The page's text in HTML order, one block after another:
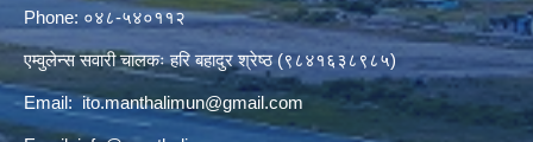
Phone: ०४८-५४०११२
एम्वुलेन्स सवारी चालकः हरि बहादुर श्रेष्ठ (९८४१६३८९८५)
Email:ito.manthalimun@gmail.com